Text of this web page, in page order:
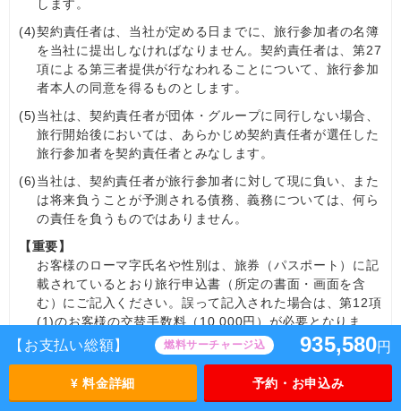
【お支払い総額】 燃料サーチャージ込 935,580円
¥ 料金詳細 予約・お申込み
します。
(4)契約責任者は、当社が定める日までに、旅行参加者の名簿
を当社に提出しなければなりません。契約責任者は、第27
項による第三者提供が行なわれることについて、旅行参加
者本人の同意を得るものとします。
(5)当社は、契約責任者が団体・グループに同行しない場合、
旅行開始後においては、あらかじめ契約責任者が選任した
旅行参加者を契約責任者とみなします。
(6)当社は、契約責任者が旅行参加者に対して現に負い、また
は将来負うことが予測される債務、義務については、何ら
の責任を負うものではありません。
【重要】
お客様のローマ字氏名や性別は、旅券（パスポート）に記
載されているとおり旅行申込書（所定の書面・画面を含
む）にご記入ください。誤って記入された場合は、第12項
(1)のお客様の交替手数料（10,000円）が必要となりま
す。なお、すでに航空券を発行している場合は、別途再発
券に関わる費用を請求させていただきます。また、運送・
宿泊機関等の事情により、氏名の訂正が認められない場合
は、旅行契約の解除となります。この場合、第13項による